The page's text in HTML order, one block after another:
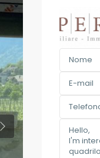
Previous